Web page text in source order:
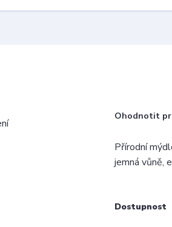
Ohodnotit
Přírodní
jemná vůně,
Dostupnost